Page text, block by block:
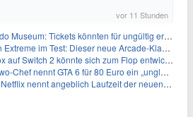
vor 11 Stunden
Museum: Tickets könnten für ungültig erklärt werden!
im Test: Dieser neue Arcade-Klassiker verzeiht dir gar nichts
auf Switch 2 könnte sich zum Flop entwickeln
nennt GTA 6 für 80 Euro ein „unglaubliches Schnäppchen“
nennt angeblich Laufzeit der neuen Gameplay-Präsentation